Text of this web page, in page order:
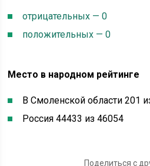
отрицательных — 0
положительных — 0
Место в народном рейтинге
В Смоленской области 201
Россия 44433 из 46054
Поделиться с